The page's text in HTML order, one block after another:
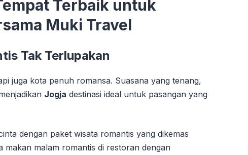
Terbaik untuk
Muki Travel
Tak Terlupakan
juga kota penuh romansa. Suasana yang tenang,
Jogja destinasi ideal untuk pasangan yang
dengan paket wisata romantis yang dikemas
makan malam romantis di restoran dengan